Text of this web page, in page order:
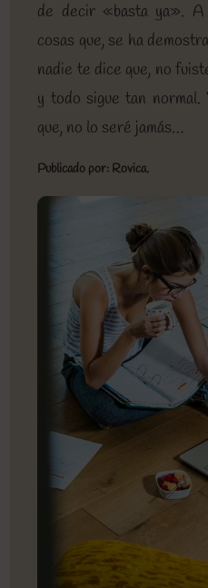
de decir «basta ya». A
cosas que, se ha
nadie te dice que, no
y todo sigue tan normal.
que, no lo seré jamás…
Publicado por: Rovica.